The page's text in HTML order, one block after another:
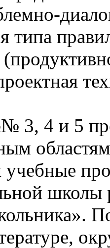
типа
3, 4 и 5
учебные
школы